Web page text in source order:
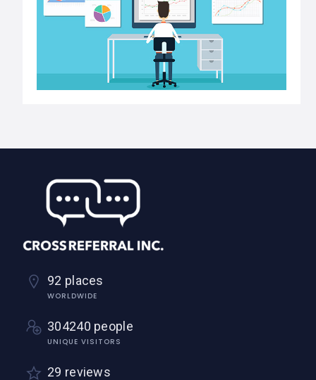
92 places
WORLDWIDE
304240 people
UNIQUE VISITORS
29 reviews